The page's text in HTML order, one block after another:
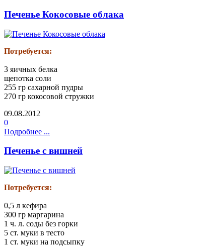
Печенье Кокосовые облака
Потребуется:
3 яичных белка
щепотка соли
255 гр сахарной пудры
270 гр кокосовой стружки
09.08.2012
0
Подробнее ...
Печенье с вишней
Потребуется:
0,5 л кефира
300 гр маргарина
1 ч. л. соды без горки
5 ст. муки в тесто
1 ст. муки на подсыпку